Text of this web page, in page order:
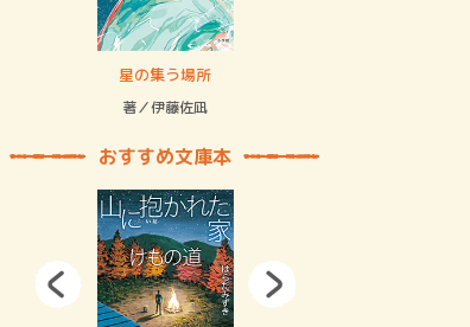
星の集う場所
著／伊藤佐凪
おすすめ文庫本